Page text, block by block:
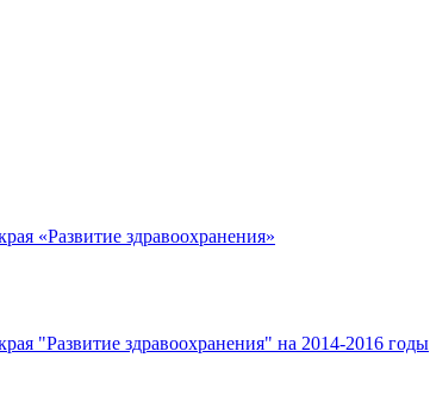
«Развитие здравоохранения»
"Развитие здравоохранения" на 2014-2016 годы